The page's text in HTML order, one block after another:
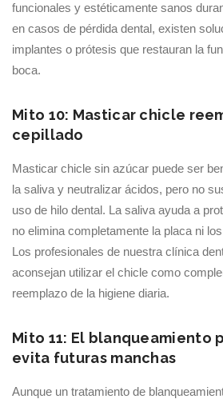
funcionales y estéticamente sanos
en casos de pérdida dental, existen
implantes o prótesis que restauran la
boca.
Mito 10: Masticar chicle
cepillado
Masticar chicle sin azúcar puede ser
la saliva y neutralizar ácidos, pero no
uso de hilo dental. La saliva ayuda a
no elimina completamente la placa ni
Los profesionales de nuestra clínica
aconsejan utilizar el chicle como
reemplazo de la higiene diaria.
Mito 11: El blanqueamiento
evita futuras manchas
Aunque un tratamiento de